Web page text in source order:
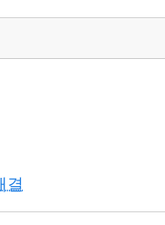
결